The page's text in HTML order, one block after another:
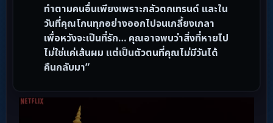
ทำตามคนอื่นเพียงเพราะกลัวตกเทรนด์ และใน
วันที่คุณโกนทุกอย่างออกไปจนเกลี้ยงเกลา
เพื่อหวังจะเป็นที่รัก… คุณอาจพบว่าสิ่งที่หายไป
ไม่ใช่แค่เส้นผม แต่เป็นตัวตนที่คุณไม่มีวันได้
คืนกลับมา”